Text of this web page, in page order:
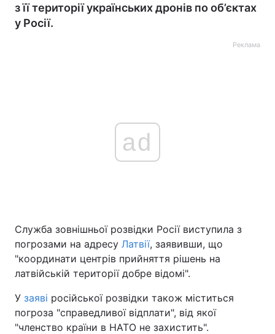
з її території українських дронів по об’єктах
у Росії.
Реклама
ad
Служба зовнішньої розвідки Росії виступила з
погрозами на адресу Латвії, заявивши, що
"координати центрів прийняття рішень на
латвійській території добре відомі".
У заяві російської розвідки також міститься
погроза "справедливої відплати", від якої
"членство країни в НАТО не захистить".